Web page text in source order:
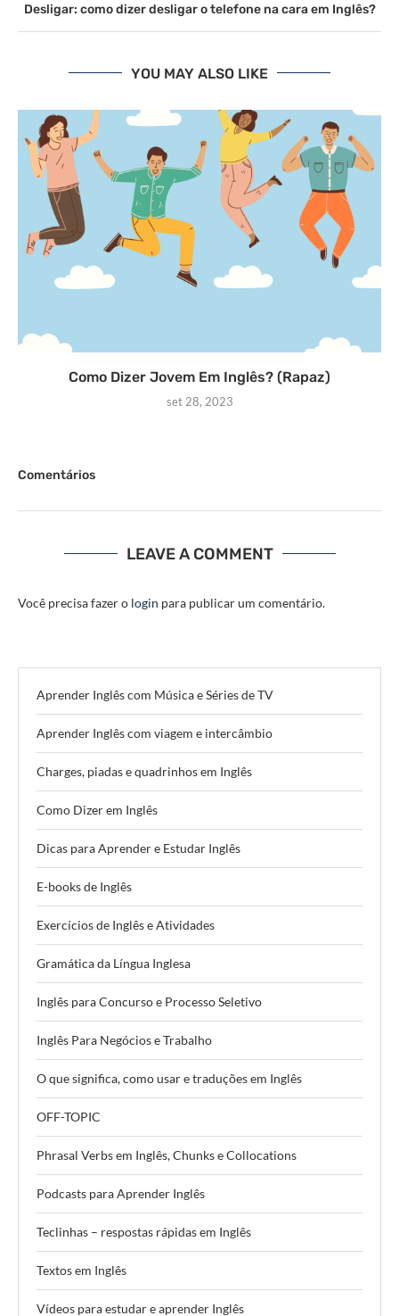
Desligar: como dizer desligar o telefone na cara em Inglês?
YOU MAY ALSO LIKE
Como Dizer Jovem Em Inglês? (Rapaz)
set 28, 2023
Comentários
LEAVE A COMMENT
Você precisa fazer o login para publicar um comentário.
Aprender Inglês com Música e Séries de TV
Aprender Inglês com viagem e intercâmbio
Charges, piadas e quadrinhos em Inglês
Como Dizer em Inglês
Dicas para Aprender e Estudar Inglês
E-books de Inglês
Exercícios de Inglês e Atividades
Gramática da Língua Inglesa
Inglês para Concurso e Processo Seletivo
Inglês Para Negócios e Trabalho
O que significa, como usar e traduções em Inglês
OFF-TOPIC
Phrasal Verbs em Inglês, Chunks e Collocations
Podcasts para Aprender Inglês
Teclinhas – respostas rápidas em Inglês
Textos em Inglês
Vídeos para estudar e aprender Inglês